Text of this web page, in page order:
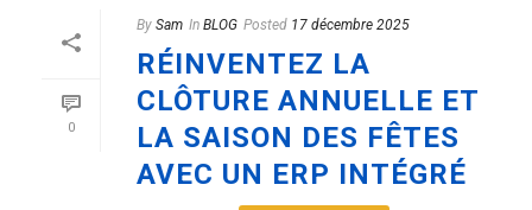
0
By Sam In BLOG Posted 17 décembre 2025
RÉINVENTEZ LA
CLÔTURE ANNUELLE ET
LA SAISON DES FÊTES
AVEC UN ERP INTÉGRÉ